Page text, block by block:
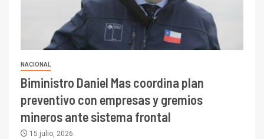
NACIONAL
Biministro Daniel Mas coordina plan
preventivo con empresas y gremios
mineros ante sistema frontal
15 julio, 2026
Codelco reporta Ebitda de US$
6.670 millones y mejora sus
1 I+D
Codelco Ventanas prueba
camión 100% eléctrico para
transportar cátodos al Puerto